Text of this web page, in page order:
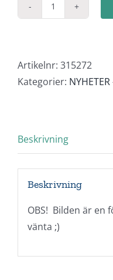
Scania
/
Ove
Artikelnr: 315272
Kategorier:
Beskrivning
Beskrivning
OBS! Bilden är en
vänta ;)